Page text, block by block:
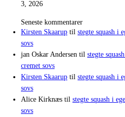
3, 2026
Seneste kommentarer
Kirsten Skaarup til stegte squash i
sovs
jan Oskar Andersen til stegte
cremet sovs
Kirsten Skaarup til stegte squash i
sovs
Alice Kirknæs til stegte squash i
sovs